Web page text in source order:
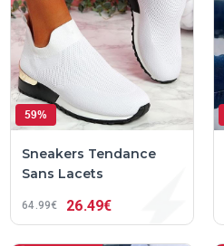
59%
Sneakers Tendance
Sans Lacets
64 99€ 26 49€